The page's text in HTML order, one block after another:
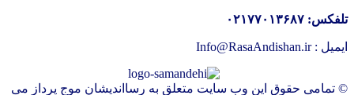
تلفکس: ۰۲۱۷۷۰۱۳۶۸۷
ایمیل : Info@RasaAndishan.ir
© تمامی حقوق این وب سایت متعلق به رسااندیشان موج پرداز می